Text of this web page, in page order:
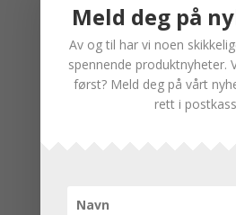
Meld deg på
Av og til har vi noen
spennende produktnyheter.
først? Meld deg på vårt
rett i